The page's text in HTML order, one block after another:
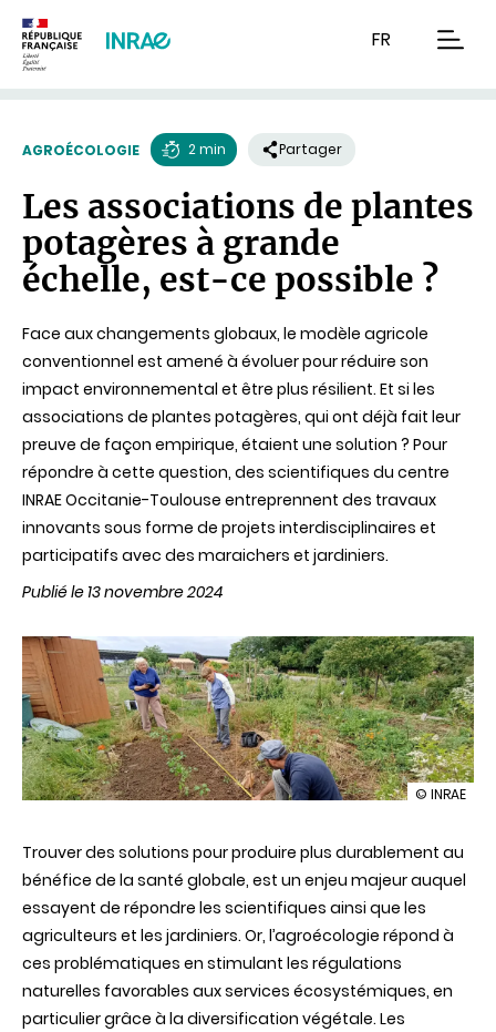
FR
AGROÉCOLOGIE
de
lecture
2 min Partager
Les associations de plantes
potagères à grande
échelle, est-ce possible ?
Face aux changements globaux, le modèle agricole
conventionnel est amené à évoluer pour réduire son
impact environnemental et être plus résilient. Et si les
associations de plantes potagères, qui ont déjà fait leur
preuve de façon empirique, étaient une solution ? Pour
répondre à cette question, des scientifiques du centre
INRAE Occitanie-Toulouse entreprennent des travaux
innovants sous forme de projets interdisciplinaires et
participatifs avec des maraichers et jardiniers.
Publié le 13 novembre 2024
illustration
de
plantes
potagères
à
grande
échelle,
possible
© INRAE
Trouver des solutions pour produire plus durablement au
bénéfice de la santé globale, est un enjeu majeur auquel
essayent de répondre les scientifiques ainsi que les
agriculteurs et les jardiniers. Or, l’agroécologie répond à
ces problématiques en stimulant les régulations
naturelles favorables aux services écosystémiques, en
particulier grâce à la diversification végétale. Les